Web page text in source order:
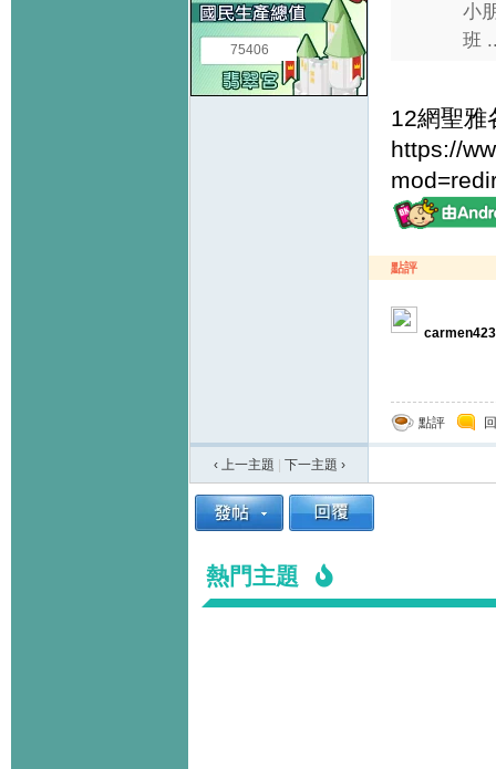
75406
小
班
12網聖雅
https://
點評
carmen423
點評
‹ 上一主題 下一主題 ›
熱門主題